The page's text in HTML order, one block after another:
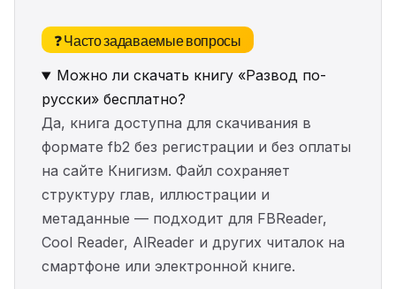
❓ Часто задаваемые вопросы
Можно ли скачать книгу «Развод по-
русски» бесплатно?
Да, книга доступна для скачивания в
формате fb2 без регистрации и без оплаты
на сайте Книгизм. Файл сохраняет
структуру глав, иллюстрации и
метаданные — подходит для FBReader,
Cool Reader, AlReader и других читалок на
смартфоне или электронной книге.